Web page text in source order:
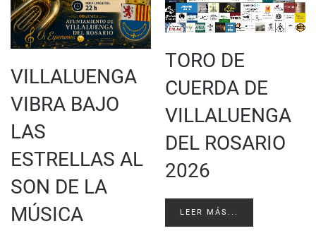
VILLALUENGA
VIBRA BAJO
LAS
ESTRELLAS AL
SON DE LA
MÚSICA
TORO DE
CUERDA DE
VILLALUENGA
DEL ROSARIO
2026
LEER MÁS...